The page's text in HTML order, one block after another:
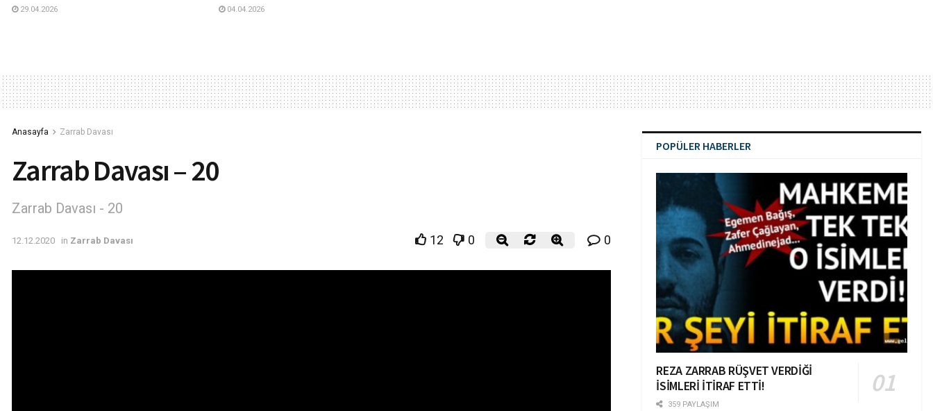
29.04.2026 04.04.2026
Anasayfa Zarrab Davası
Zarrab Davası – 20
Zarrab Davası - 20
12.12.2020 in Zarrab Davası 12 0 0
POPÜLER HABERLER
REZA ZARRAB RÜŞVET VERDİĞİ
İSİMLERİ İTİRAF ETTİ!
359 PAYLAŞIM